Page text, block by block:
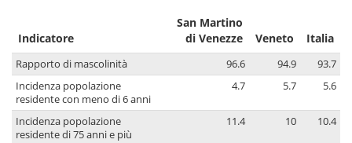
Indicatore
San Martino
di Venezze
Veneto Italia
Rapporto di mascolinità 96.6 94.9
93.7
Incidenza popolazione
residente con meno di 6 anni
4.7 5.7 5.6
Incidenza popolazione
residente di 75 anni e più
11.4 10 10.4